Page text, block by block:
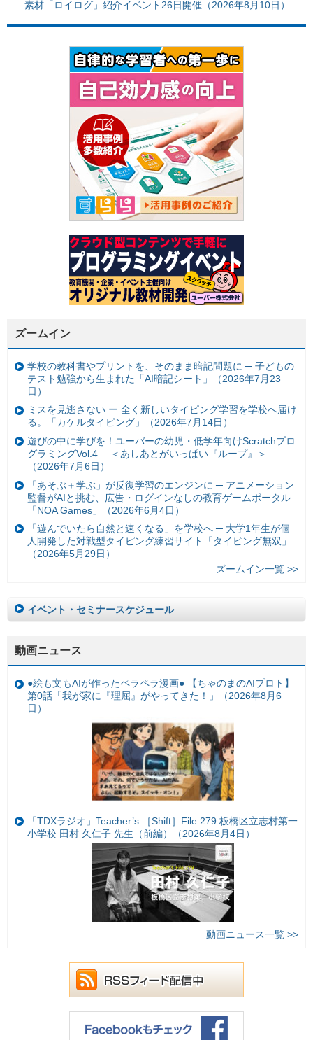
素材「ロイログ」紹介イベント26日開催（2026年8月10日）
ズームイン
学校の教科書やプリントを、そのまま暗記問題に ─ 子どもの
テスト勉強から生まれた「AI暗記シート」（2026年7月23
日）
ミスを見逃さない ー 全く新しいタイピング学習を学校へ届け
る。「カケルタイピング」（2026年7月14日）
遊びの中に学びを！ユーバーの幼児・低学年向けScratchプロ
グラミングVol.4 ＜あしあとがいっぱい『ループ』＞
（2026年7月6日）
「あそぶ＋学ぶ」が反復学習のエンジンに ─ アニメーション
監督がAIと挑む、広告・ログインなしの教育ゲームポータル
「NOA Games」（2026年6月4日）
「遊んでいたら自然と速くなる」を学校へ ─ 大学1年生が個
人開発した対戦型タイピング練習サイト「タイピング無双」
（2026年5月29日）
ズームイン一覧 >>
イベント・セミナースケジュール
動画ニュース
●絵も文もAIが作ったペラペラ漫画● 【ちゃのまのAIプロト】
第0話「我が家に『理屈』がやってきた！」（2026年8月6
日）
「TDXラジオ」Teacher’s ［Shift］File.279 板橋区立志村第一
小学校 田村 久仁子 先生（前編）（2026年8月4日）
動画ニュース一覧 >>